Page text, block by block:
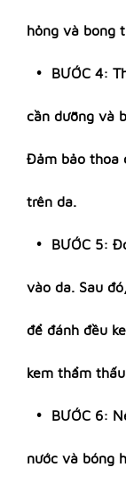
hỏng và bong
BƯỚC 4:
cần dưỡng và
Đảm bảo thoa
trên da.
BƯỚC 5:
vào da. Sau
để đánh đều
kem thẩm
BƯỚC 6:
nước và bóng